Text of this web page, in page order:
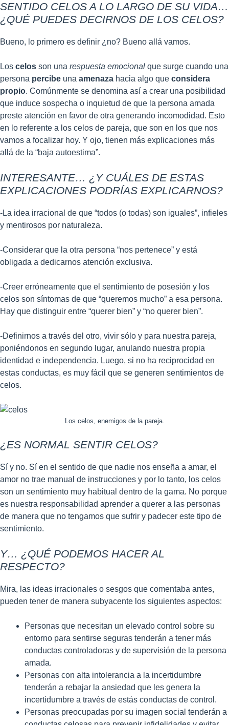
SENTIDO CELOS A LO LARGO DE SU VIDA…
¿QUÉ PUEDES DECIRNOS DE LOS CELOS?
Bueno, lo primero es definir ¿no? Bueno allá vamos.
Los celos son una respuesta emocional que surge cuando una
persona percibe una amenaza hacia algo que considera
propio. Comúnmente se denomina así a crear una posibilidad
que induce sospecha o inquietud de que la persona amada
preste atención en favor de otra generando incomodidad. Esto
en lo referente a los celos de pareja, que son en los que nos
vamos a focalizar hoy. Y ojo, tienen más explicaciones más
allá de la “baja autoestima”.
INTERESANTE… ¿Y CUÁLES DE ESTAS
EXPLICACIONES PODRÍAS EXPLICARNOS?
-La idea irracional de que “todos (o todas) son iguales”, infieles
y mentirosos por naturaleza.
-Considerar que la otra persona “nos pertenece” y está
obligada a dedicarnos atención exclusiva.
-Creer erróneamente que el sentimiento de posesión y los
celos son síntomas de que “queremos mucho” a esa persona.
Hay que distinguir entre “querer bien” y “no querer bien”.
-Definirnos a través del otro, vivir sólo y para nuestra pareja,
poniéndonos en segundo lugar, anulando nuestra propia
identidad e independencia. Luego, si no ha reciprocidad en
estas conductas, es muy fácil que se generen sentimientos de
celos.
Los celos, enemigos de la pareja.
¿ES NORMAL SENTIR CELOS?
Sí y no. Sí en el sentido de que nadie nos enseña a amar, el
amor no trae manual de instrucciones y por lo tanto, los celos
son un sentimiento muy habitual dentro de la gama. No porque
es nuestra responsabilidad aprender a querer a las personas
de manera que no tengamos que sufrir y padecer este tipo de
sentimiento.
Y… ¿QUÉ PODEMOS HACER AL
RESPECTO?
Mira, las ideas irracionales o sesgos que comentaba antes,
pueden tener de manera subyacente los siguientes aspectos:
Personas que necesitan un elevado control sobre su
entorno para sentirse seguras tenderán a tener más
conductas controladoras y de supervisión de la persona
amada.
Personas con alta intolerancia a la incertidumbre
tenderán a rebajar la ansiedad que les genera la
incertidumbre a través de estás conductas de control.
Personas preocupadas por su imagen social tenderán a